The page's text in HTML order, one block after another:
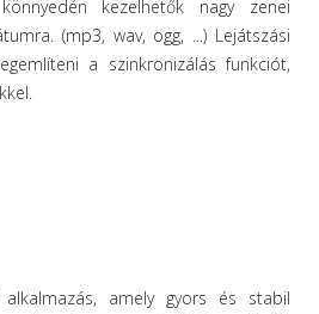
kezelhetők nagy zenei
(mp3, wav, ogg, ...) Lejátszási
a szinkronizálás funkciót,
amely gyors és stabil